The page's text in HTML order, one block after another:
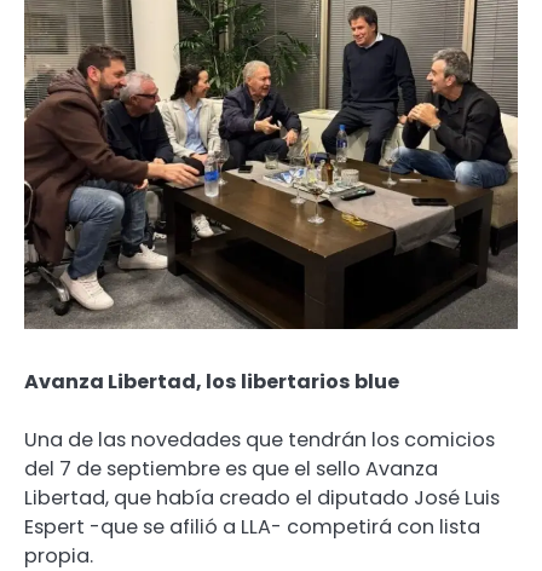
Avanza Libertad, los libertarios blue
Una de las novedades que tendrán los comicios
del 7 de septiembre es que el sello Avanza
Libertad, que había creado el diputado José Luis
Espert -que se afilió a LLA- competirá con lista
propia.